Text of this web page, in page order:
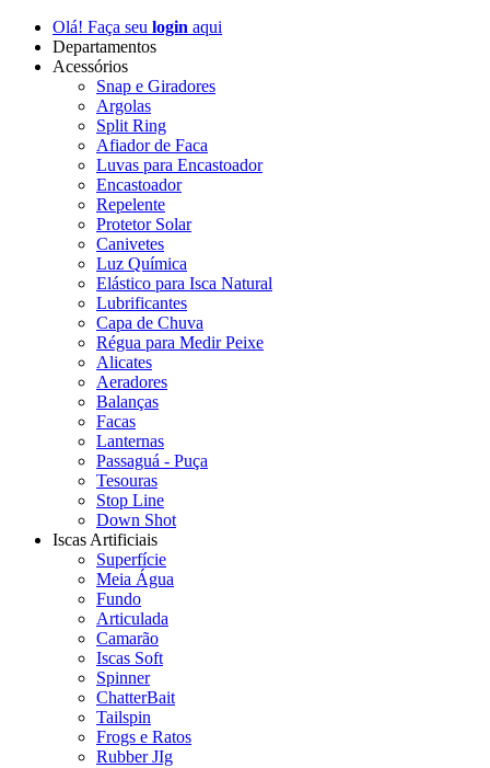
Olá! Faça seu login aqui
Departamentos
Acessórios
Snap e Giradores
Argolas
Split Ring
Afiador de Faca
Luvas para Encastoador
Encastoador
Repelente
Protetor Solar
Canivetes
Luz Química
Elástico para Isca Natural
Lubrificantes
Capa de Chuva
Régua para Medir Peixe
Alicates
Aeradores
Balanças
Facas
Lanternas
Passaguá - Puça
Tesouras
Stop Line
Down Shot
Iscas Artificiais
Superfície
Meia Água
Fundo
Articulada
Camarão
Iscas Soft
Spinner
ChatterBait
Tailspin
Frogs e Ratos
Rubber JIg